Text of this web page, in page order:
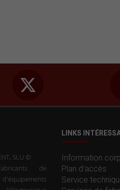
SLU ©
de
LINKS
Information
Plan d'accès
Service